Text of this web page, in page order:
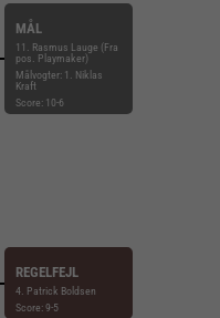
MÅL
11. Rasmus Lauge (Fra
pos. Playmaker)
Målvogter: 1. Niklas
Kraft
Score: 10-6
REGELFEJL
4. Patrick Boldsen
Score: 9-5